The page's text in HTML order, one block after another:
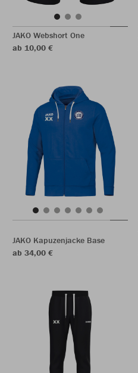
JAKO Webshort One
ab 10,00 €
JAKO Kapuzenjacke Base
ab 34,00 €